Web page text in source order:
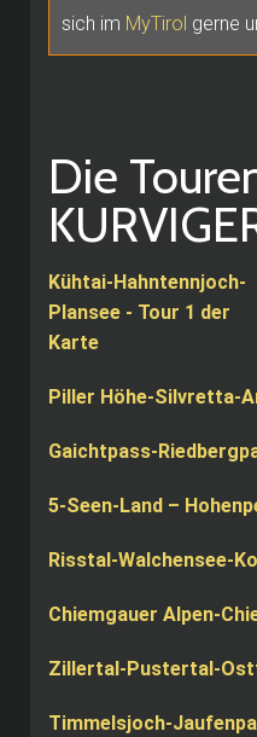
sich im MyTirol gerne
Die
Kühtai-Hahntennjoch-
Plansee - Tour 1 der
Karte
Piller Höhe-Silvretta-
Gaichtpass-
5-Seen-Land –
Risstal-Walchensee-
Chiemgauer Alpen-
Zillertal-Pustertal-
Timmelsjoch-